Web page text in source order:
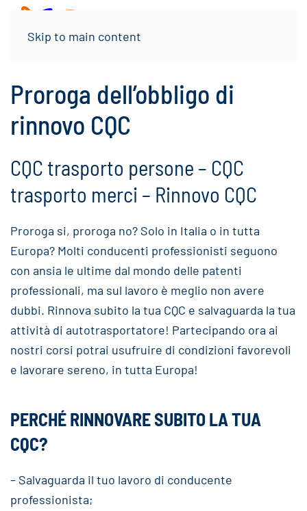
Skip to main content
Proroga dell’obbligo di
rinnovo CQC
CQC trasporto persone – CQC
trasporto merci – Rinnovo CQC
Proroga si, proroga no? Solo in Italia o in tutta
Europa? Molti conducenti professionisti seguono
con ansia le ultime dal mondo delle patenti
professionali, ma sul lavoro è meglio non avere
dubbi. Rinnova subito la tua CQC e salvaguarda la tua
attività di autotrasportatore! Partecipando ora ai
nostri corsi potrai usufruire di condizioni favorevoli
e lavorare sereno, in tutta Europa!
PERCHÉ RINNOVARE SUBITO LA TUA
CQC?
– Salvaguarda il tuo lavoro di conducente
professionista;